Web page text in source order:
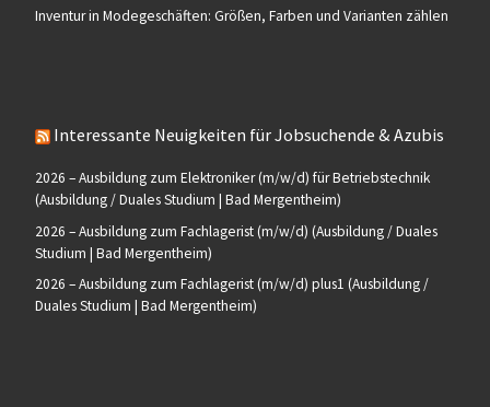
Inventur in Modegeschäften: Größen, Farben und Varianten zählen
Interessante Neuigkeiten für Jobsuchende & Azubis
2026 – Ausbildung zum Elektroniker (m/w/d) für Betriebstechnik
(Ausbildung / Duales Studium | Bad Mergentheim)
2026 – Ausbildung zum Fachlagerist (m/w/d) (Ausbildung / Duales
Studium | Bad Mergentheim)
2026 – Ausbildung zum Fachlagerist (m/w/d) plus1 (Ausbildung /
Duales Studium | Bad Mergentheim)